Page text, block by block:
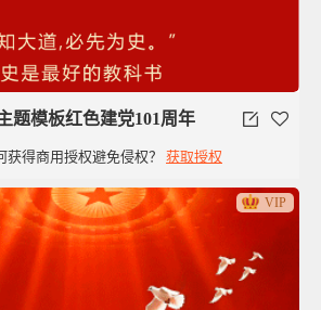
题模板红色建党101周年
获得商用授权避免侵权？ 获取授权
VIP